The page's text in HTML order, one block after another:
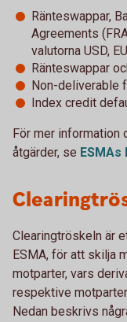
Ränteswappar,
Agreements
valutorna USD,
Ränteswappar
Non-deliverable
Index credit
För mer information
åtgärder, se ESMAs
Clearingtröskeln är
ESMA, för att skilja
motparter, vars
respektive
Nedan beskrivs